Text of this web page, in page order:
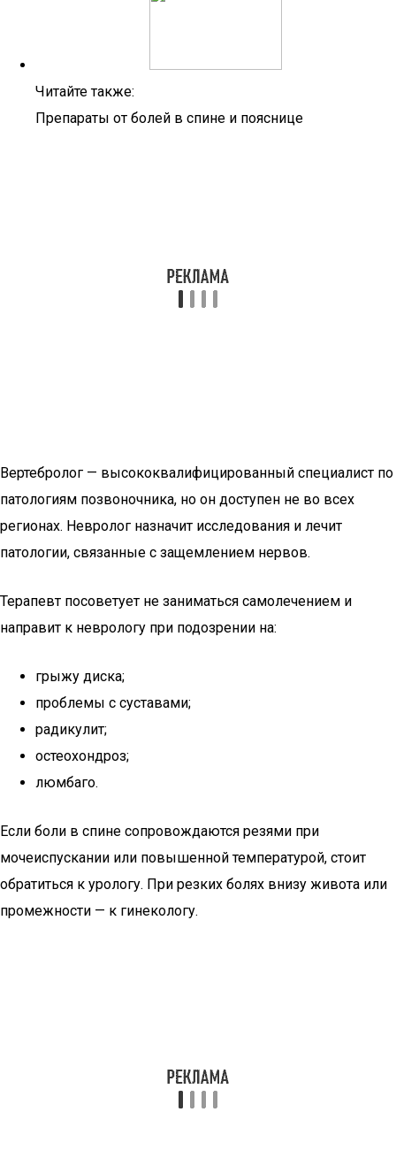
Читайте также:
Препараты от болей в спине и пояснице
Вертебролог — высококвалифицированный специалист по
патологиям позвоночника, но он доступен не во всех
регионах. Невролог назначит исследования и лечит
патологии, связанные с защемлением нервов.
Терапевт посоветует не заниматься самолечением и
направит к неврологу при подозрении на:
грыжу диска;
проблемы с суставами;
радикулит;
остеохондроз;
люмбаго.
Если боли в спине сопровождаются резями при
мочеиспускании или повышенной температурой, стоит
обратиться к урологу. При резких болях внизу живота или
промежности — к гинекологу.